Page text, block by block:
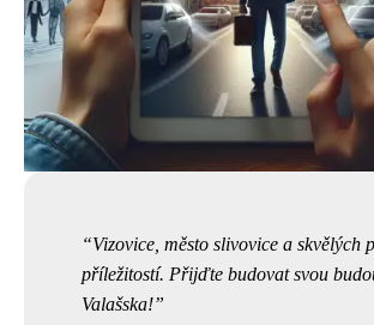
Vizovice, město slivovice a skvělých
příležitostí. Přijďte budovat svou
Valašska!